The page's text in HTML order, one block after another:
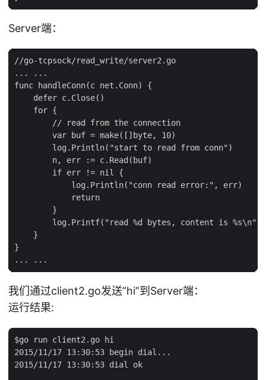
Server端：
//go-tcpsock/read_write/server2.go
... ...
func handleConn(c net.Conn) {
    defer c.Close()
    for {
        // read from the connection
        var buf = make([]byte, 10)
        log.Println("start to read from conn")
        n, err := c.Read(buf)
        if err != nil {
            log.Println("conn read error:", err)
            return
        }
log.Printf("read %d bytes, content is %s\n",
    }
}
我们通过client2.go发送”hi”到Server端：
运行结果:
$go run client2.go hi
2015/11/17 13:30:53 begin dial...
2015/11/17 13:30:53 dial ok